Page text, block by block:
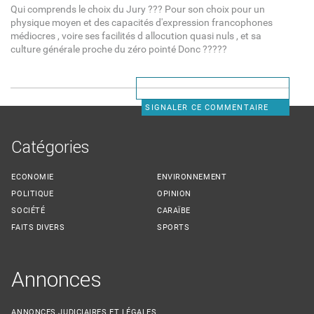
Qui comprends le choix du Jury ??? Pour son choix pour un
physique moyen et des capacités d'expression francophones
médiocres , voire ses facilités d allocution quasi nuls , et sa
culture générale proche du zéro pointé Donc ?????
SIGNALER CE COMMENTAIRE
Catégories
ECONOMIE
POLITIQUE
SOCIÉTÉ
FAITS DIVERS
ENVIRONNEMENT
OPINION
CARAÏBE
SPORTS
Annonces
ANNONCES JUDICIAIRES ET LÉGALES